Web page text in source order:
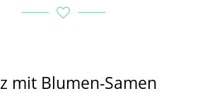
mit Blumen-Samen